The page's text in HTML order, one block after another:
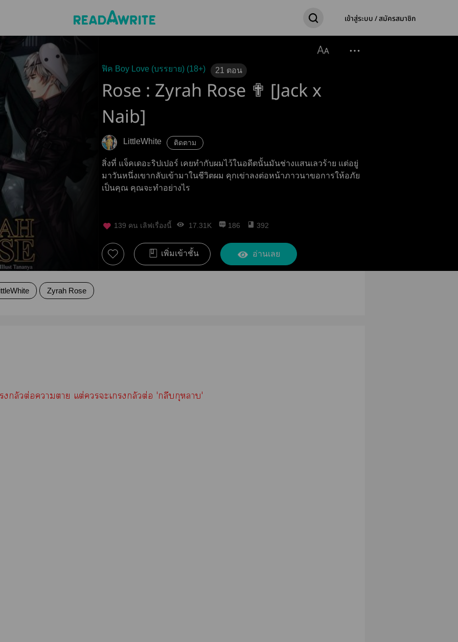
เข้าสู่ระบบ / สมัครสมาชิก
ฟิค Boy Love (บรรยาย) (18+) 21 ตอน
Rose : Zyrah Rose ✟ [Jack x
Naib]
LittleWhite ติดตาม
สิ่งที่ แจ็คเดอะริปเปอร์ เคยทำกับผมไว้ในอดีตนั้นมันช่างแสนเลวร้าย แต่อยู่
มาวันหนึ่งเขากลับเข้ามาในชีวิตผม คุกเข่าลงต่อหน้าภาวนาขอการให้อภัย
เป็นคุณ คุณจะทำอย่างไร
139 คน เลิฟเรื่องนี้ 17.31K 186 392
เพิ่มเข้าชั้น อ่านเลย
Zyrah Rose
กลัวต่อาา แต่ะเกลัวต่อ 'กลีบกุหลาบ'